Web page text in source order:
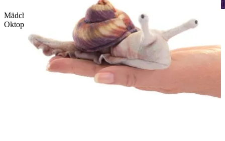
Mädchen hält eine kleine rote Folkmanis Fingerpuppe Mini
Oktopus mit braunen Tentakeln auf der Hand.